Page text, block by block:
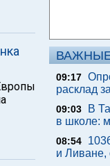
09:17
расклад
09:03
В
в школе:
08:54
и Ливане,